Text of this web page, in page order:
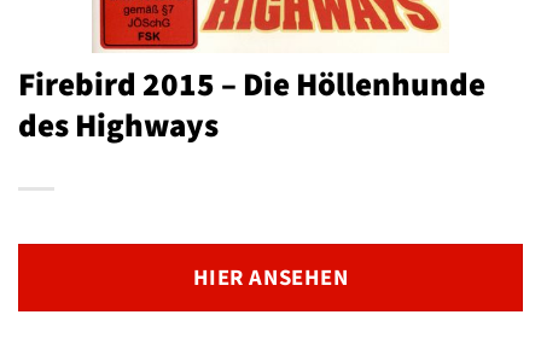
Firebird 2015 – Die Höllenhunde
des Highways
HIER ANSEHEN